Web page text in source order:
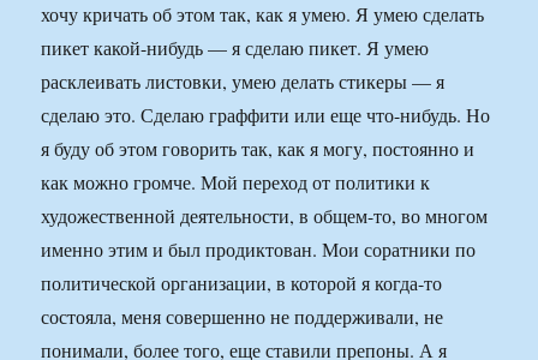
хочу кричать об этом так, как я умею. Я умею сделать
пикет какой-нибудь — я сделаю пикет. Я умею
расклеивать листовки, умею делать стикеры — я
сделаю это. Сделаю граффити или еще что-нибудь. Но
я буду об этом говорить так, как я могу, постоянно и
как можно громче. Мой переход от политики к
художественной деятельности, в общем-то, во многом
именно этим и был продиктован. Мои соратники по
политической организации, в которой я когда-то
состояла, меня совершенно не поддерживали, не
понимали, более того, еще ставили препоны. А я